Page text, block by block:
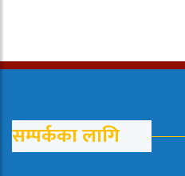
सम्पर्कका लागि